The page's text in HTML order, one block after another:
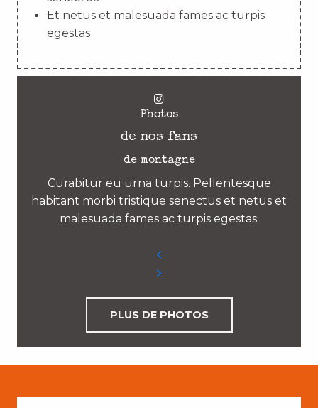
Et netus et malesuada fames ac turpis
egestas
Photos
de nos fans
de montagne
Curabitur eu urna turpis. Pellentesque
habitant morbi tristique senectus et netus et
malesuada fames ac turpis egestas.
PLUS DE PHOTOS